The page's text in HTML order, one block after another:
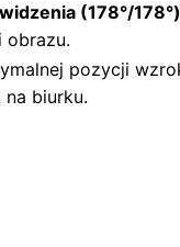
(178°/178°)
obrazu.
pozycji
biurku.